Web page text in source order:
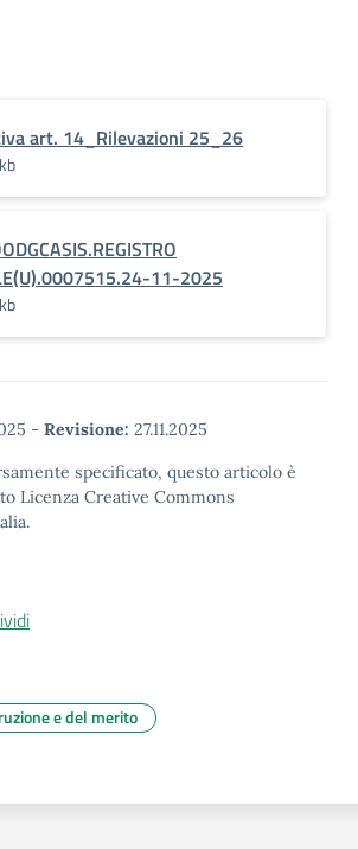
art. 14_Rilevazioni 25_26
11-2025
- Revisione: 27.11.2025
specificato, questo articolo è
Licenza Creative Commons
e del merito